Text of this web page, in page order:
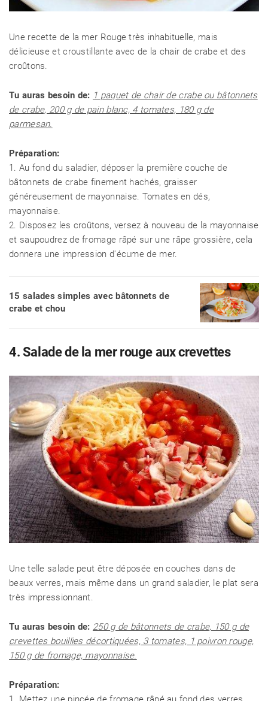
Une recette de la mer Rouge très inhabituelle, mais
délicieuse et croustillante avec de la chair de crabe et des
croûtons.
Tu auras besoin de: 1 paquet de chair de crabe ou bâtonnets
de crabe, 200 g de pain blanc, 4 tomates, 180 g de
parmesan.
Préparation:
1. Au fond du saladier, déposer la première couche de
bâtonnets de crabe finement hachés, graisser
généreusement de mayonnaise. Tomates en dés,
mayonnaise.
2. Disposez les croûtons, versez à nouveau de la mayonnaise
et saupoudrez de fromage râpé sur une râpe grossière, cela
donnera une impression d'écume de mer.
15 salades simples avec bâtonnets de
crabe et chou
4. Salade de la mer rouge aux crevettes
Une telle salade peut être déposée en couches dans de
beaux verres, mais même dans un grand saladier, le plat sera
très impressionnant.
Tu auras besoin de: 250 g de bâtonnets de crabe, 150 g de
crevettes bouillies décortiquées, 3 tomates, 1 poivron rouge,
150 g de fromage, mayonnaise.
Préparation: